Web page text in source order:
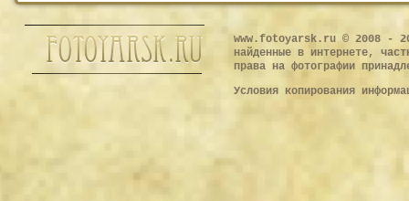
www.fotoyarsk.ru © 2008 -
найденные в интернете,
права на фотографии
Условия копирования